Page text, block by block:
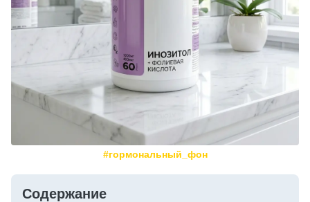
#гормональный_фон
Содержание